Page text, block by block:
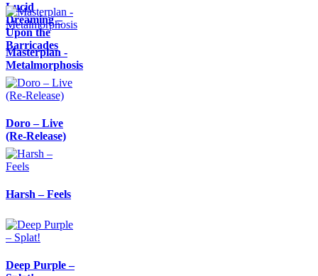
Lucid
Dreaming –
Upon the
Barricades
Masterplan -
Metalmorphosis
Doro – Live
(Re-Release)
Harsh – Feels
Deep Purple –